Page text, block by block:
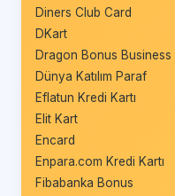
Diners Club Card
DKart
Dragon Bonus Business
Dünya Katılım Paraf
Eflatun Kredi Kartı
Elit Kart
Encard
Enpara.com Kredi Kartı
Fibabanka Bonus